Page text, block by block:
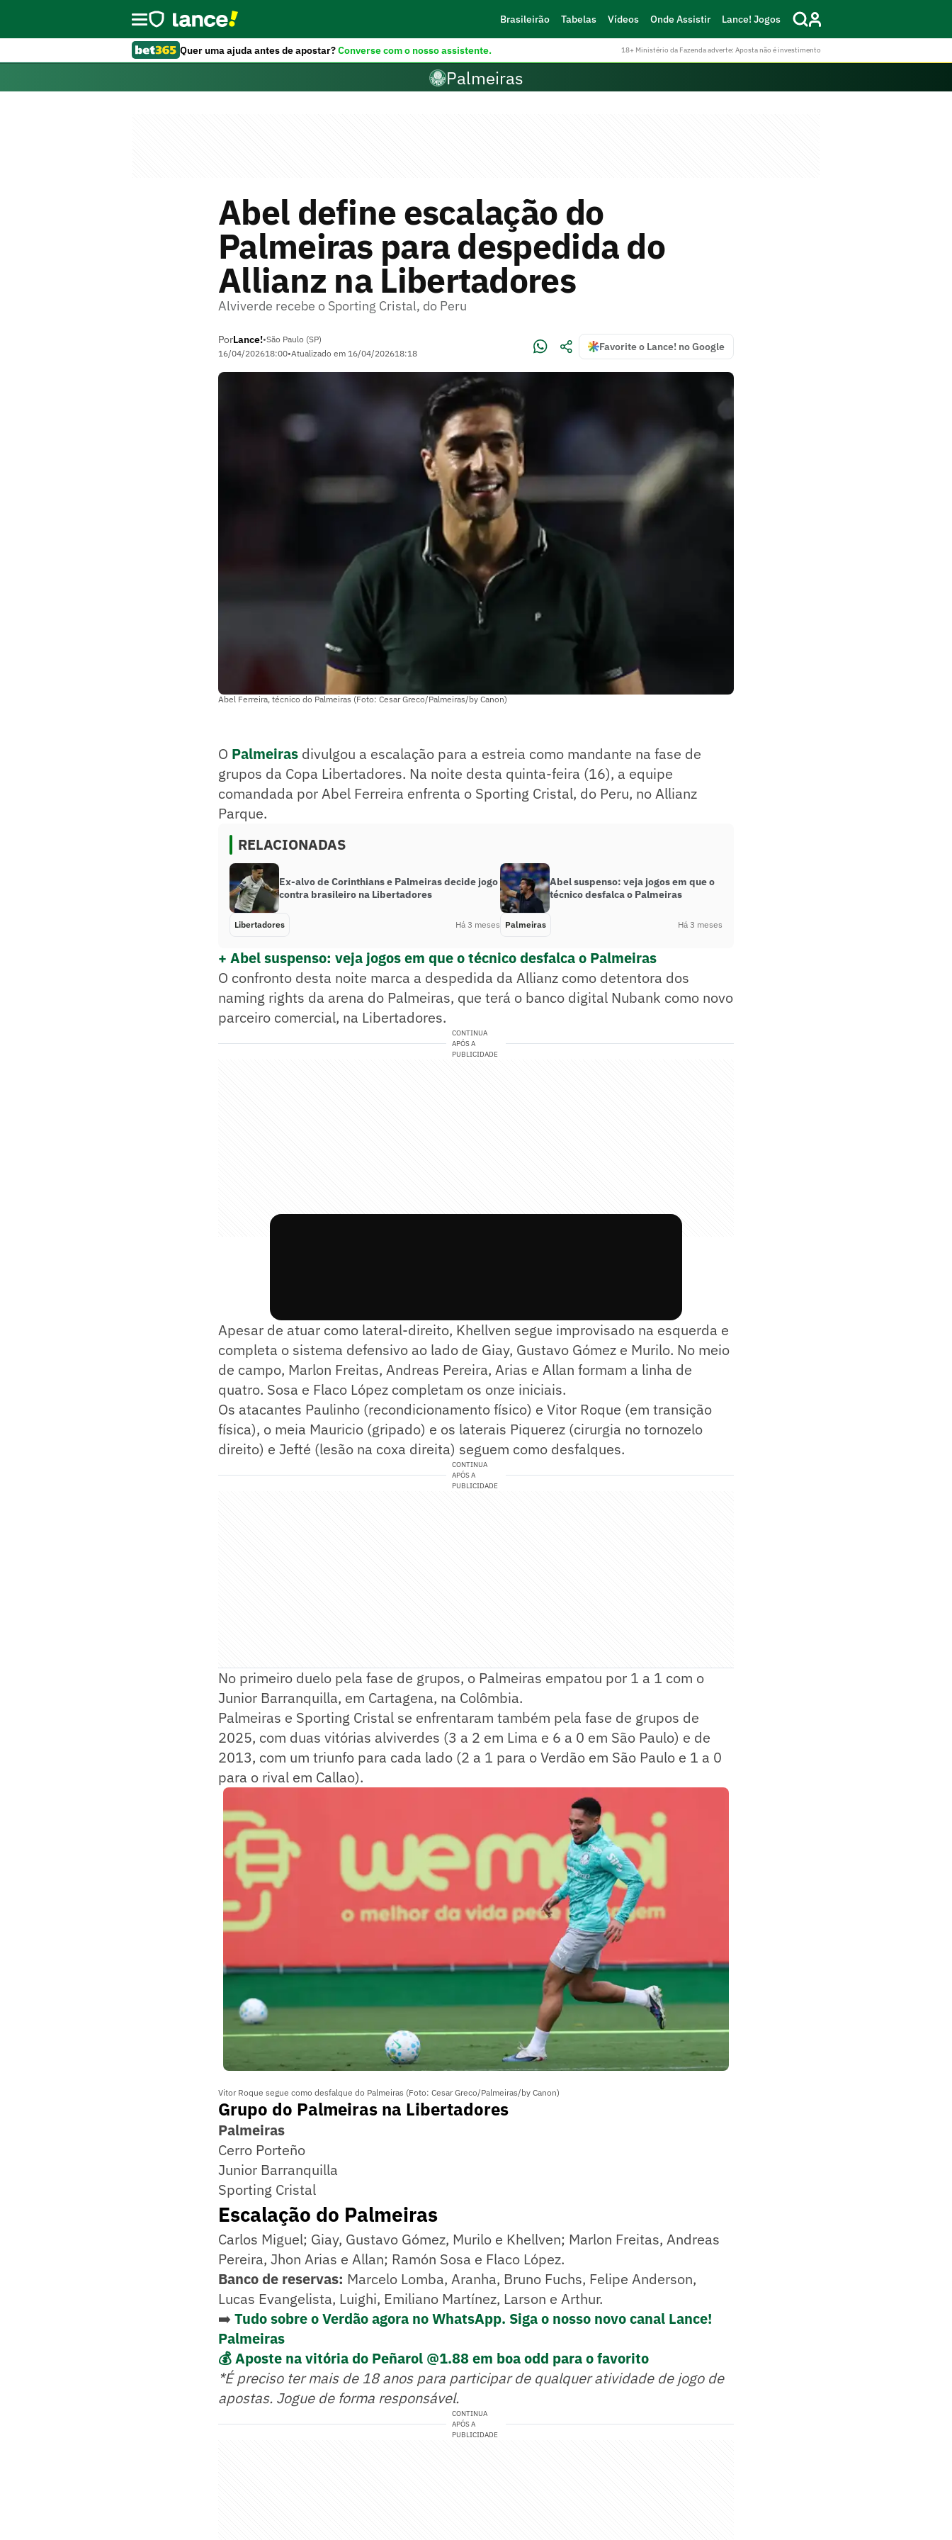
Brasileirão Tabelas Vídeos Onde Assistir Lance! Jogos
Quer uma ajuda antes de apostar?Converse com o nosso assistente. 18+ Ministério da Fazenda adverte: Aposta não é investimento
Palmeiras
Abel define escalação do
Palmeiras para despedida do
Allianz na Libertadores
Alviverde recebe o Sporting Cristal, do Peru
PorLance!•São Paulo (SP)
16/04/202618:00•Atualizado em 16/04/202618:18
Favorite o Lance! no Google
Abel Ferreira, técnico do Palmeiras (Foto: Cesar Greco/Palmeiras/by Canon)
O Palmeiras divulgou a escalação para a estreia como mandante na fase de
grupos da Copa Libertadores. Na noite desta quinta-feira (16), a equipe
comandada por Abel Ferreira enfrenta o Sporting Cristal, do Peru, no Allianz
Parque.
RELACIONADAS
Ex-alvo de Corinthians e Palmeiras decide jogo
contra brasileiro na Libertadores
Libertadores Há 3 meses
Abel suspenso: veja jogos em que o
técnico desfalca o Palmeiras
Palmeiras Há 3 meses
+ Abel suspenso: veja jogos em que o técnico desfalca o Palmeiras
O confronto desta noite marca a despedida da Allianz como detentora dos
naming rights da arena do Palmeiras, que terá o banco digital Nubank como novo
parceiro comercial, na Libertadores.
CONTINUA
APÓS A
PUBLICIDADE
Apesar de atuar como lateral-direito, Khellven segue improvisado na esquerda e
completa o sistema defensivo ao lado de Giay, Gustavo Gómez e Murilo. No meio
de campo, Marlon Freitas, Andreas Pereira, Arias e Allan formam a linha de
quatro. Sosa e Flaco López completam os onze iniciais.
Os atacantes Paulinho (recondicionamento físico) e Vitor Roque (em transição
física), o meia Mauricio (gripado) e os laterais Piquerez (cirurgia no tornozelo
direito) e Jefté (lesão na coxa direita) seguem como desfalques.
CONTINUA
APÓS A
PUBLICIDADE
No primeiro duelo pela fase de grupos, o Palmeiras empatou por 1 a 1 com o
Junior Barranquilla, em Cartagena, na Colômbia.
Palmeiras e Sporting Cristal se enfrentaram também pela fase de grupos de
2025, com duas vitórias alviverdes (3 a 2 em Lima e 6 a 0 em São Paulo) e de
2013, com um triunfo para cada lado (2 a 1 para o Verdão em São Paulo e 1 a 0
para o rival em Callao).
Vitor Roque segue como desfalque do Palmeiras (Foto: Cesar Greco/Palmeiras/by Canon)
Grupo do Palmeiras na Libertadores
Palmeiras
Cerro Porteño
Junior Barranquilla
Sporting Cristal
Escalação do Palmeiras
Carlos Miguel; Giay, Gustavo Gómez, Murilo e Khellven; Marlon Freitas, Andreas
Pereira, Jhon Arias e Allan; Ramón Sosa e Flaco López.
Banco de reservas: Marcelo Lomba, Aranha, Bruno Fuchs, Felipe Anderson,
Lucas Evangelista, Luighi, Emiliano Martínez, Larson e Arthur.
➡️ Tudo sobre o Verdão agora no WhatsApp. Siga o nosso novo canal Lance!
Palmeiras
💰 Aposte na vitória do Peñarol @1.88 em boa odd para o favorito
*É preciso ter mais de 18 anos para participar de qualquer atividade de jogo de
apostas. Jogue de forma responsável.
CONTINUA
APÓS A
PUBLICIDADE